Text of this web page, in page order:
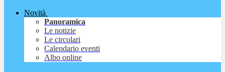
Novità
Panoramica
Le notizie
Le circolari
Calendario eventi
Albo online